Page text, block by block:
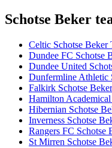
Schotse Beker
Celtic Schotse Beker
Dundee FC Schotse
Dundee United
Dunfermline Athletic
Falkirk Schotse
Hamilton
Hibernian Schotse
Inverness Schotse
Rangers FC Schotse
St Mirren Schotse